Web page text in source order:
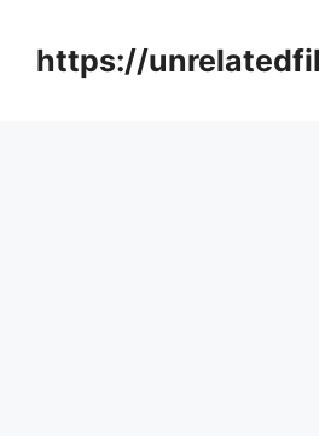
contenthttps://